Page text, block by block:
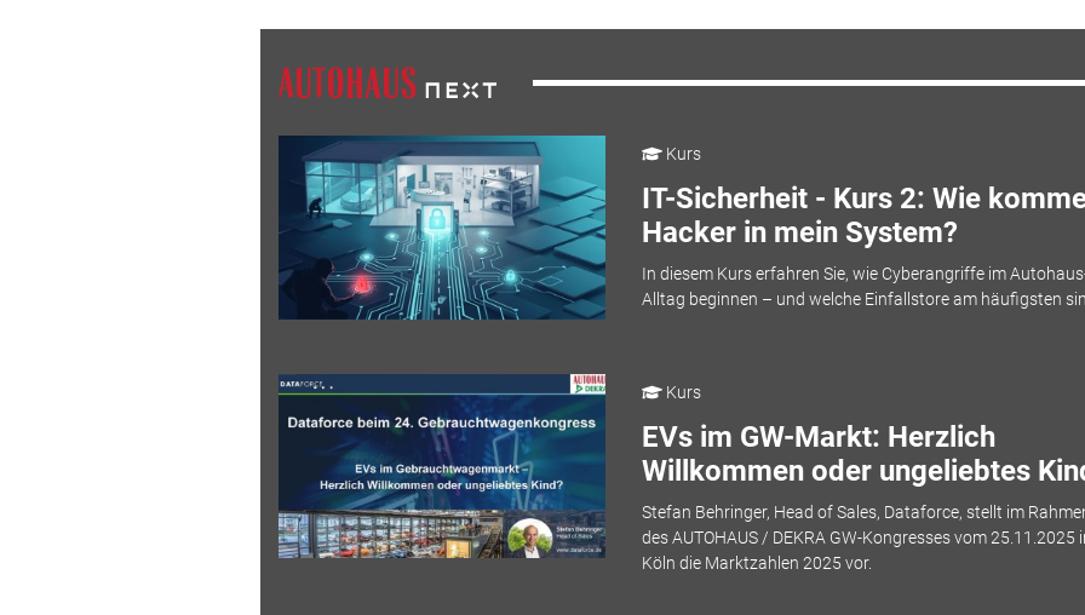
Kurs
IT-Sicherheit - Kurs 2: Wie
Hacker in mein System?
In diesem Kurs erfahren Sie, wie Cyberangriffe im
Alltag beginnen – und welche Einfallstore am häufigsten
Kurs
EVs im GW-Markt: Herzlich
Willkommen oder ungeliebtes
Stefan Behringer, Head of Sales, Dataforce, stellt im
des AUTOHAUS / DEKRA GW-Kongresses vom 25.11.2025
Köln die Marktzahlen 2025 vor.